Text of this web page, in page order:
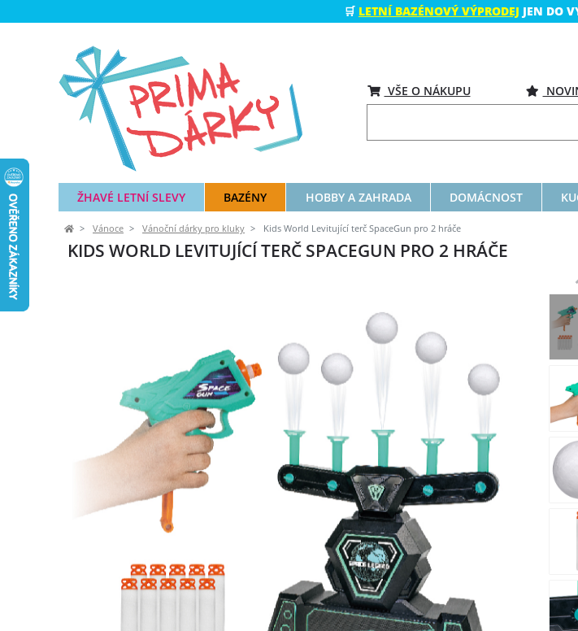
🛒 LETNÍ BAZÉNOVÝ VÝPRODEJ JEN DO
VŠE O NÁKUPU
ŽHAVÉ LETNÍ SLEVY BAZÉNY HOBBY A ZAHRADA DOMÁCNOST
Vánoce Vánoční dárky pro kluky Kids World Levitující terč SpaceGun pro 2 hráče
KIDS WORLD LEVITUJÍCÍ TERČ SPACEGUN PRO 2 HRÁČE